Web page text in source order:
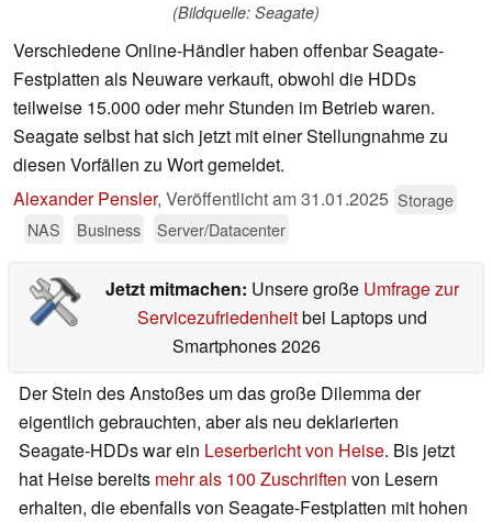
(Bildquelle: Seagate)
Verschiedene Online-Händler haben offenbar Seagate-
Festplatten als Neuware verkauft, obwohl die HDDs
teilweise 15.000 oder mehr Stunden im Betrieb waren.
Seagate selbst hat sich jetzt mit einer Stellungnahme zu
diesen Vorfällen zu Wort gemeldet.
Alexander Pensler, Veröffentlicht am31.01.2025 Storage
NAS
Business Server/Datacenter
Jetzt mitmachen: Unsere große Umfrage zur
Servicezufriedenheitbei Laptops und
Smartphones 2026
Der Stein des Anstoßes um das große Dilemma der
eigentlich gebrauchten, aber als neu deklarierten
Seagate-HDDs war ein Leserbericht von Heise. Bis jetzt
hat Heise bereits mehr als 100 Zuschriften von Lesern
erhalten, die ebenfalls von Seagate-Festplatten mit hohen